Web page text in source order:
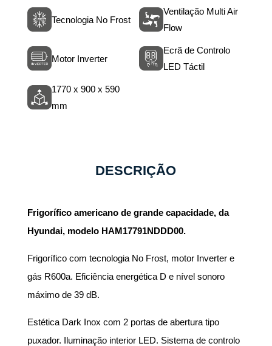
Tecnologia No Frost
Ventilação Multi Air
Flow
Motor Inverter
Ecrã de Controlo
LED Táctil
1770 x 900 x 590
mm
DESCRIÇÃO
Frigorífico americano de grande capacidade, da
Hyundai, modelo HAM17791NDDD00.
Frigorífico com tecnologia No Frost, motor Inverter e
gás R600a. Eficiência energética D e nível sonoro
máximo de 39 dB.
Estética Dark Inox com 2 portas de abertura tipo
puxador. Iluminação interior LED. Sistema de controlo